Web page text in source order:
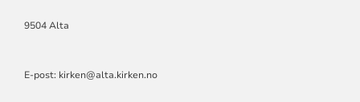
9504 Alta
E-post: kirken@alta.kirken.no